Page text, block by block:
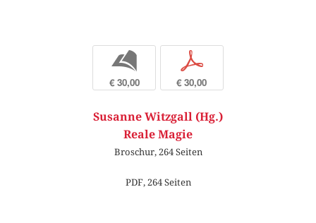
b
€ 30,00
p
€ 30,00
Susanne Witzgall (Hg.)
Reale Magie
Broschur, 264 Seiten
PDF, 264 Seiten